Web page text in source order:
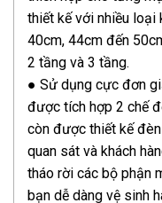
thiết kế với nhiều
40cm, 44cm đến
2 tầng và 3 tầng.
● Sử dụng cực đơn
được tích hợp 2 chế
còn được thiết kế
quan sát và khách
tháo rời các bộ phận
bạn dễ dàng vệ sinh